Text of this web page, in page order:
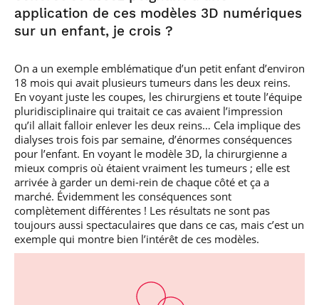
application de ces modèles 3D numériques
sur un enfant, je crois ?
On a un exemple emblématique d’un petit enfant d’environ
18 mois qui avait plusieurs tumeurs dans les deux reins.
En voyant juste les coupes, les chirurgiens et toute l’équipe
pluridisciplinaire qui traitait ce cas avaient l’impression
qu’il allait falloir enlever les deux reins… Cela implique des
dialyses trois fois par semaine, d’énormes conséquences
pour l’enfant. En voyant le modèle 3D, la chirurgienne a
mieux compris où étaient vraiment les tumeurs ; elle est
arrivée à garder un demi-rein de chaque côté et ça a
marché. Évidemment les conséquences sont
complètement différentes ! Les résultats ne sont pas
toujours aussi spectaculaires que dans ce cas, mais c’est un
exemple qui montre bien l’intérêt de ces modèles.